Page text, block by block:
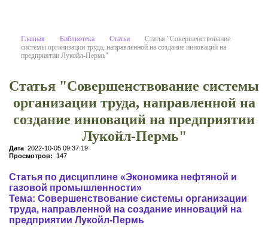
Главная Библиотека Статьи
Статья "Совершенствование
системы организации труда, направленной на создание инноваций на
предприятии Лукойл-Пермь"
Статья "Совершенствование системы
организации труда, направленной на
создание инноваций на предприятии
Лукойл-Пермь"
Дата 2022-10-05 09:37:19
Просмотров:
147
Статья по дисциплине «Экономика нефтяной и
газовой промышленности»
Тема: Совершенствование системы организации
труда, направленной на создание инноваций на
предприятии Лукойл-Пермь